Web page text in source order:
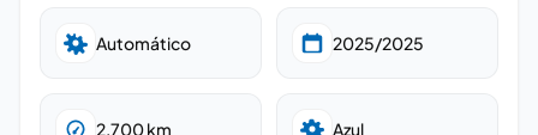
Automático 2025/2025
2.700km Azul